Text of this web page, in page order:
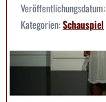
Veröffentlichungsdatum:
Kategorien:Schauspiel